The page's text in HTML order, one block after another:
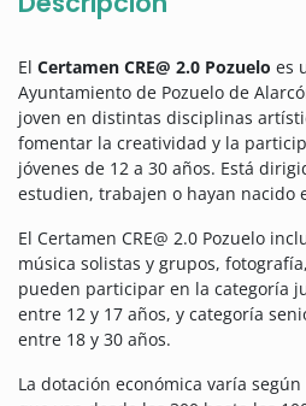
El Certamen CRE@ 2.0 Pozuelo es
Ayuntamiento de Pozuelo de
joven en distintas disciplinas
fomentar la creatividad y la
jóvenes de 12 a 30 años. Está
estudien, trabajen o hayan nacido
El Certamen CRE@ 2.0 Pozuelo
música solistas y grupos,
pueden participar en la categoría
entre 12 y 17 años, y categoría
entre 18 y 30 años.
La dotación económica varía